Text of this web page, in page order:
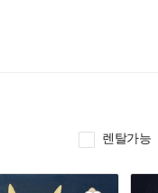
렌탈가능